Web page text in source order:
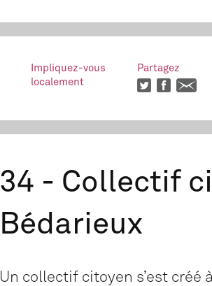
Impliquez-vous
localement
Partagez
34 - Collectif
Bédarieux
Un collectif citoyen s’est créé